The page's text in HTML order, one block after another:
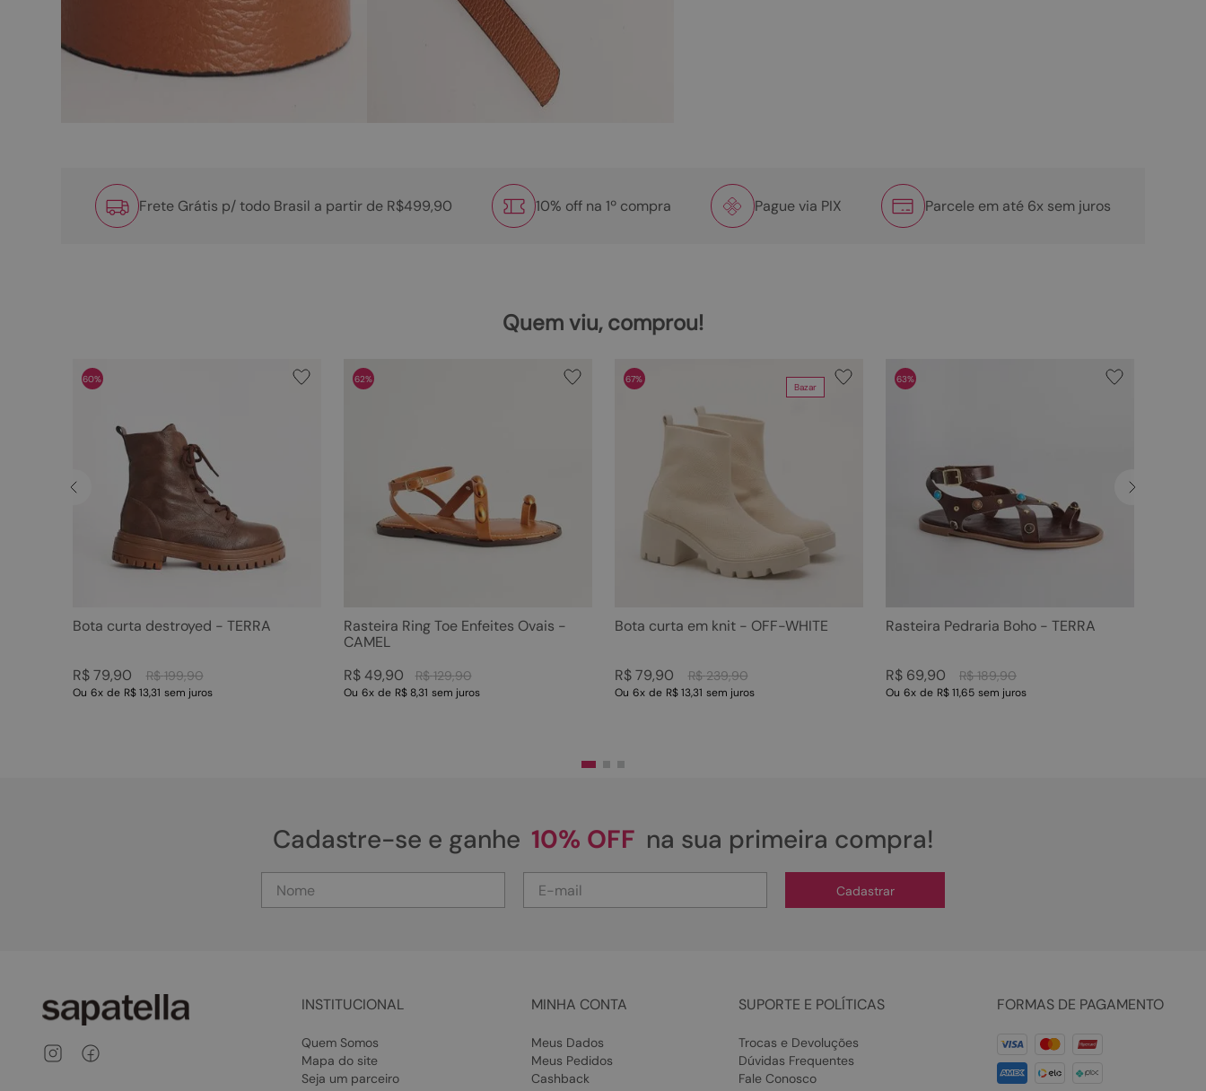
Frete Grátis p/ todo Brasil a partir de R$499,90 10% off na 1º compra Pague via PIX Parcele em até 6x sem juros
Quem viu, comprou!
60%
Bota curta destroyed - TERRA
R$ 199,90
R$ 79,90
Ou 6x de R$ 13,31 sem juros
62%
Rasteira Ring Toe Enfeites Ovais -
CAMEL
R$ 129,90
R$ 49,90
Ou 6x de R$ 8,31 sem juros
Bazar
67%
Bota curta em knit - OFF-WHITE
R$ 239,90
R$ 79,90
Ou 6x de R$ 13,31 sem juros
63%
Rasteira Pedraria Boho - TERRA
R$ 189,90
R$ 69,90
Ou 6x de R$ 11,65 sem juros
Cadastre-se e ganhe 10% OFF na sua primeira compra!
Cadastrar
INSTITUCIONAL
Quem Somos
Mapa do site
Seja um parceiro
MINHA CONTA
Meus Dados
Meus Pedidos
Cashback
SUPORTE E POLÍTICAS
Trocas e Devoluções
Dúvidas Frequentes
Fale Conosco
FORMAS DE PAGAMENTO